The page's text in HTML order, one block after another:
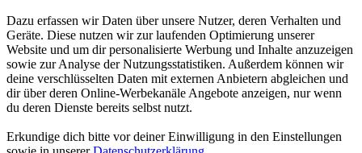
Dazu erfassen wir Daten über unsere Nutzer, deren Verhalten und
Geräte. Diese nutzen wir zur laufenden Optimierung unserer
Website und um dir personalisierte Werbung und Inhalte anzuzeigen
sowie zur Analyse der Nutzungsstatistiken. Außerdem können wir
deine verschlüsselten Daten mit externen Anbietern abgleichen und
dir über deren Online-Werbekanäle Angebote anzeigen, nur wenn
du deren Dienste bereits selbst nutzt.
Erkundige dich bitte vor deiner Einwilligung in den Einstellungen